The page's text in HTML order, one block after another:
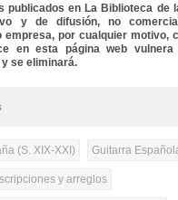
publicados en La Biblioteca de
y de difusión, no
empresa, por cualquier motivo,
en esta página web
se eliminará.
(S. XIX-XXI) Guitarra
y arreglos